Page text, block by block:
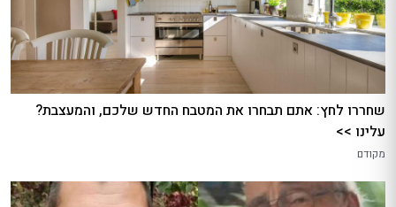
שחררו לחץ: אתם תבחרו את המטבח החדש שלכם, והמעצבת?
עלינו >>
מקודם